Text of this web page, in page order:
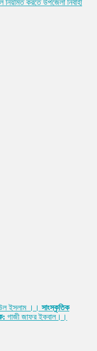
করতে উপজেলা নির্বাহী
ইসলাম ।। সাংস্কৃতিক
গাজী জাফর ইকবাল।।